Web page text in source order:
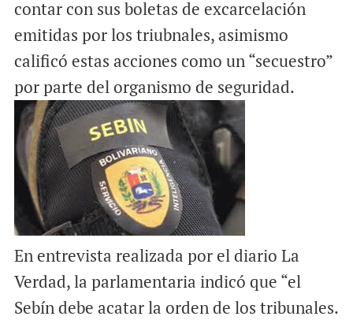
contar con sus boletas de excarcelación
emitidas por los triubnales, asimismo
calificó estas acciones como un “secuestro”
por parte del organismo de seguridad.
En entrevista realizada por el diario La
Verdad, la parlamentaria indicó que “el
Sebín debe acatar la orden de los tribunales.